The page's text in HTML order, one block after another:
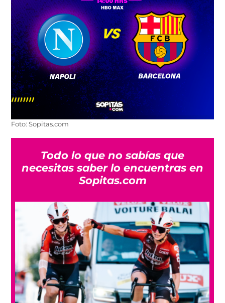
Foto: Sopitas.com
Todo lo que no sabías que
necesitas saber lo encuentras en
Sopitas.com